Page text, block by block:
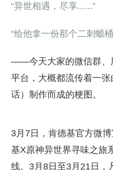
“异世相遇，尽享......”
“给他拿一份那个二刺螈
——今天大家的微信群、
平台，大概都流传着一
话）制作而成的梗图。
3月7日，肯德基官方微
基X原神异世界寻味之旅
线。3月8日至3月21日，